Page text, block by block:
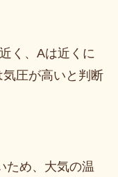
く、Aは近くに
圧が高いと判断
ため、大気の温